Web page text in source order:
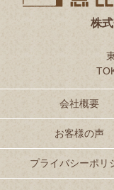
株
会社概要
お客様の声
プライバシーポリ